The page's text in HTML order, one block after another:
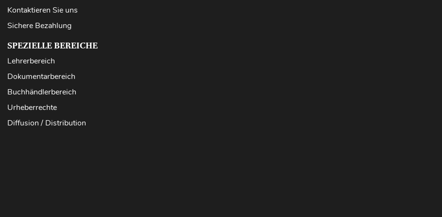
Kontaktieren Sie uns
Sichere Bezahlung
SPEZIELLE BEREICHE
Lehrerbereich
Dokumentarbereich
Buchhändlerbereich
Urheberrechte
Diffusion / Distribution